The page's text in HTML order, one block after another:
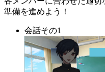
準備を進めよう！
会話その1